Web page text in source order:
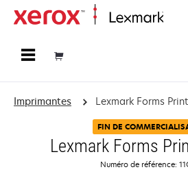
Imprimantes Lexmark Forms
FIN DE
Lexmark Forms
Numéro de référence: